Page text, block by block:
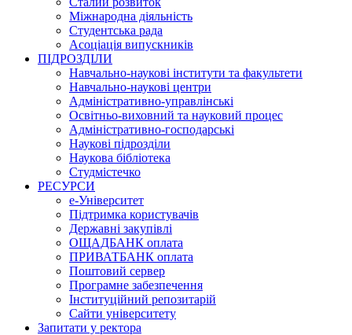
Міжнародна діяльність
Студентська рада
Асоціація випускників
ПІДРОЗДІЛИ
Навчально-наукові інститути та факультети
Навчально-наукові центри
Адміністративно-управлінські
Освітньо-виховний та науковий процес
Адміністративно-господарські
Наукові підрозділи
Наукова бібліотека
Студмістечко
РЕСУРСИ
е-Університет
Підтримка користувачів
Державні закупівлі
ОЩАДБАНК оплата
ПРИВАТБАНК оплата
Поштовий сервер
Програмне забезпечення
Інституційний репозитарій
Сайти університету
Запитати у ректора